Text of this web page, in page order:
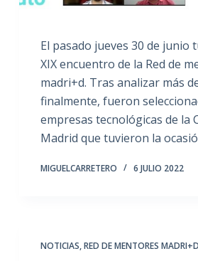
El pasado jueves 30 de junio
XIX encuentro de la Red de
madri+d. Tras analizar más
finalmente, fueron
empresas tecnológicas de la
Madrid que tuvieron la
MIGUELCARRETERO 6 JULIO 2022
NOTICIAS,RED DE MENTORES MADRI+D